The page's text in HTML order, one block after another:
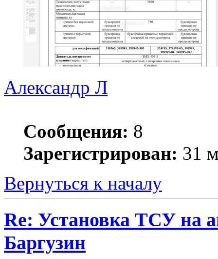
Александр Л
Сообщения: 8
Зарегистрирован: 31
Вернуться к началу
Re: Установка ТСУ на
Баргузин